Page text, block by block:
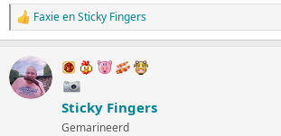
W
a
r
d
e
FaxieenSticky Fingers
Sticky Fingers
Gemarineerd